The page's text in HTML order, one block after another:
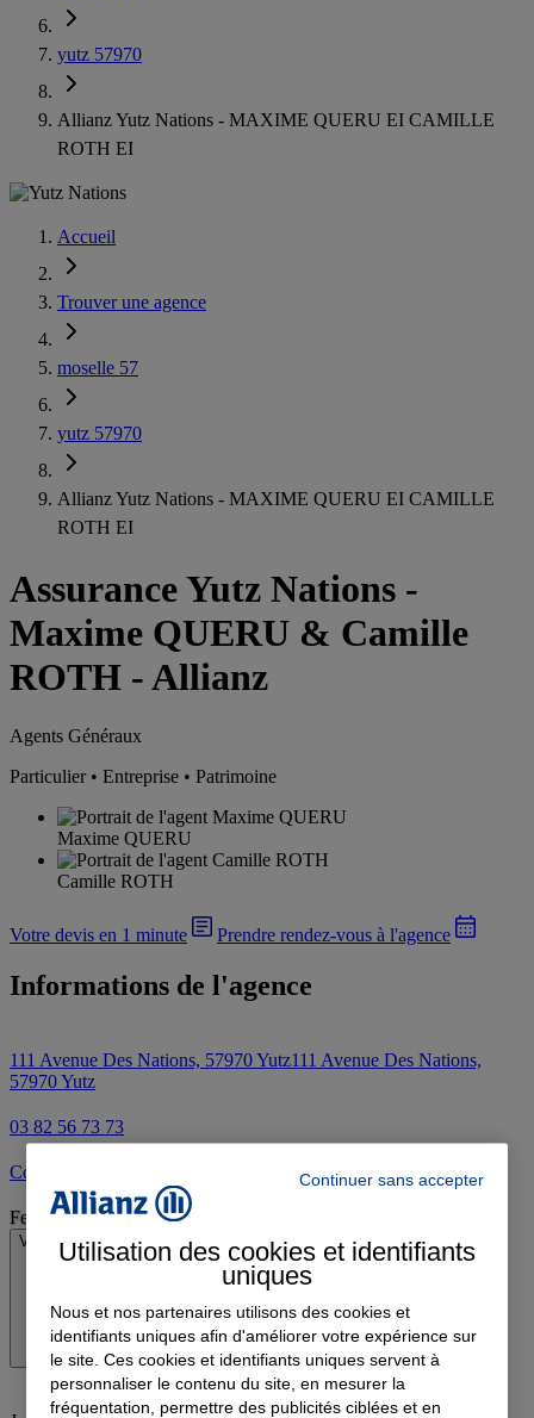
yutz 57970
Allianz Yutz Nations - MAXIME QUERU EI CAMILLE
ROTH EI
Accueil
Trouver une agence
moselle 57
yutz 57970
Allianz Yutz Nations - MAXIME QUERU EI CAMILLE
ROTH EI
Assurance Yutz Nations -
Maxime QUERU & Camille
ROTH - Allianz
Agents Généraux
Particulier • Entreprise • Patrimoine
Maxime QUERU
Camille ROTH
Votre devis en 1 minute Prendre rendez-vous à l'agence
Informations de l'agence
111 Avenue Des Nations, 57970 Yutz111 Avenue Des Nations,
57970 Yutz
03 82 56 73 73
Contacter l'agence par e-mail
Fermé
Voir les horaires
Continuer sans accepter
Utilisation des cookies et identifiants
uniques
Nous et nos partenaires utilisons des cookies et
identifiants uniques afin d'améliorer votre expérience sur
le site. Ces cookies et identifiants uniques servent à
personnaliser le contenu du site, en mesurer la
fréquentation, permettre des publicités ciblées et en